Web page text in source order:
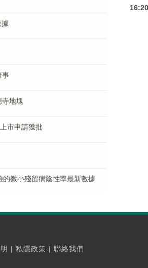
事
地塊
市申請獲批
微小殘留病陰性率最新數據
16:20
| 私隱政策 | 聯絡我們